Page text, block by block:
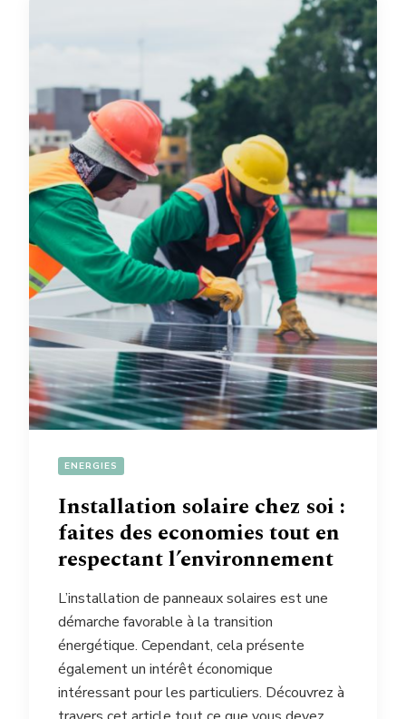
ENERGIES
Installation solaire chez soi :
faites des economies tout en
respectant l’environnement
L’installation de panneaux solaires est une
démarche favorable à la transition
énergétique. Cependant, cela présente
également un intérêt économique
intéressant pour les particuliers. Découvrez à